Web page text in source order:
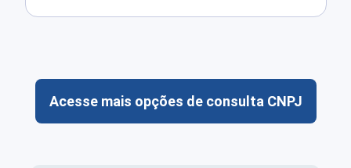
Acesse mais opções de consulta CNPJ